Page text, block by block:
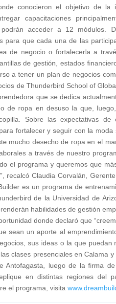
conocieron el objetivo de la
capacitaciones
acceder a 12 módulos.
para que cada una de las
de negocio o fortalecerla a
de gestión, estados
a tener un plan de negocios
de Thunderbird School of
que se dedica
de ropa en desuso la que,
Sobre las expectativas
fortalecer y seguir con la
mucho desecho de ropa en el
a través de nuestro
el programa y queremos que
recalcó Claudia Corvalán,
es un programa de
de la Universidad de
habilidades de gestión
donde declaró que
sean un aporte al
sus ideas o la que
clases presenciales en Calama
Antofagasta, luego de la firma
en distintas regiones del
el programa, visita